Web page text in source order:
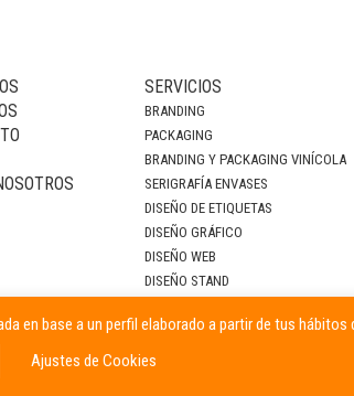
SERVICIOS
BRANDING
PACKAGING
BRANDING Y PACKAGING VINÍCOLA
SERIGRAFÍA ENVASES
DISEÑO DE ETIQUETAS
DISEÑO GRÁFICO
DISEÑO WEB
DISEÑO STAND
CAMPAÑAS PUBLICITARIAS
base a un perfil elaborado a partir de tus
Ajustes de Cookies